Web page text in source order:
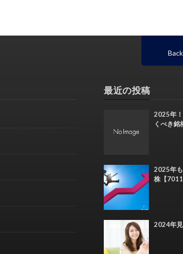
最近の投稿
2025年
くべき銘
2025年
株【7011
2024年